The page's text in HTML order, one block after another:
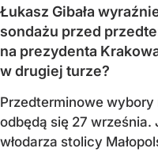
Łukasz Gibała
sondażu przed
na prezydenta
w drugiej turze?
Przedterminowe
odbędą się 27 września.
włodarza stolicy